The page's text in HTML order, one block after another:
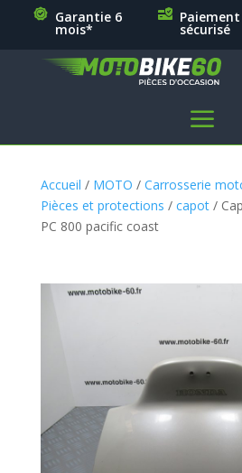
Garantie 6
mois*
Paiement
sécurisé
a
Accueil / MOTO / Carrosserie
Pièces et protections / capot/
PC 800 pacific coast